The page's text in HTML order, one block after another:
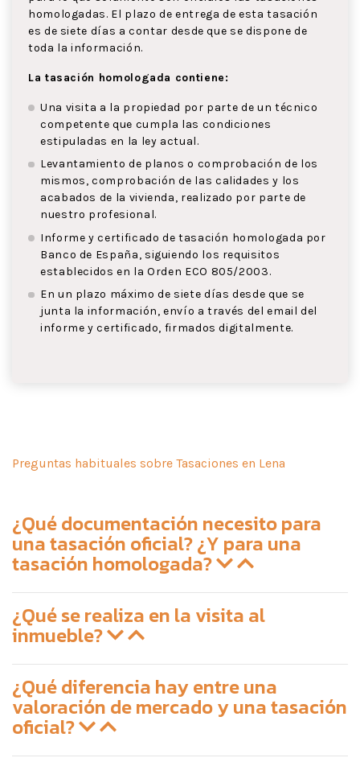
homologadas. El plazo de entrega de esta tasación
es de siete días a contar desde que se dispone de
toda la información.
La tasación homologada contiene:
Una visita a la propiedad por parte de un técnico
competente que cumpla las condiciones
estipuladas en la ley actual.
Levantamiento de planos o comprobación de los
mismos, comprobación de las calidades y los
acabados de la vivienda, realizado por parte de
nuestro profesional.
Informe y certificado de tasación homologada por
Banco de España, siguiendo los requisitos
establecidos en la Orden ECO 805/2003.
En un plazo máximo de siete días desde que se
junta la información, envío a través del email del
informe y certificado, firmados digitalmente.
Preguntas habituales sobre Tasaciones en Lena
¿Qué documentación necesito para
una tasación oficial? ¿Y para una
tasación homologada?
¿Qué se realiza en la visita al
inmueble?
¿Qué diferencia hay entre una
valoración de mercado y una tasación
oficial?